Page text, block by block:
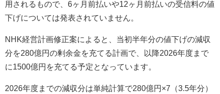
用されるもので、6ヶ月前払いや12ヶ月前払いの受信料の値
下げについては発表されていません。
NHK経営計画修正案によると、当初半年分の値下げの減収
分を280億円の剰余金を充てる計画で、以降2026年度まで
に1500億円を充てる予定となっています。
2026年度までの減収分は単純計算で280億円×7（3.5年分）